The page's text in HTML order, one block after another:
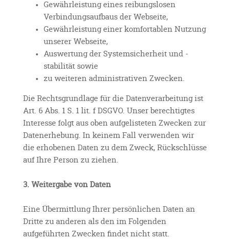
Gewährleistung eines reibungslosen
Verbindungsaufbaus der Webseite,
Gewährleistung einer komfortablen Nutzung
unserer Webseite,
Auswertung der Systemsicherheit und -
stabilität sowie
zu weiteren administrativen Zwecken.
Die Rechtsgrundlage für die Datenverarbeitung ist
Art. 6 Abs. 1 S. 1 lit. f DSGVO. Unser berechtigtes
Interesse folgt aus oben aufgelisteten Zwecken zur
Datenerhebung. In keinem Fall verwenden wir
die erhobenen Daten zu dem Zweck, Rückschlüsse
auf Ihre Person zu ziehen.
3. Weitergabe von Daten
Eine Übermittlung Ihrer persönlichen Daten an
Dritte zu anderen als den im Folgenden
aufgeführten Zwecken findet nicht statt.